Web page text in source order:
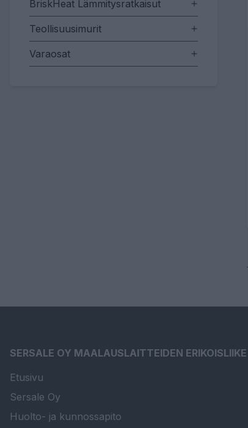
BriskHeat Lämmitysratkaisut
Teollisuusimurit
Varaosat
SERSALE OY MAALAUSLAITTEIDEN ERIKOISLIIKE
Etusivu
Sersale Oy
Huolto- ja kunnossapito